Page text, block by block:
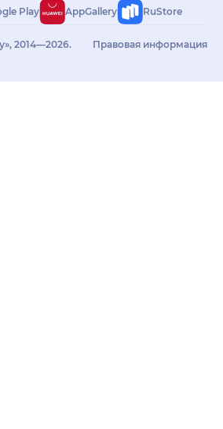
Play AppGallery RuStore
2014—2026.
Правовая информация